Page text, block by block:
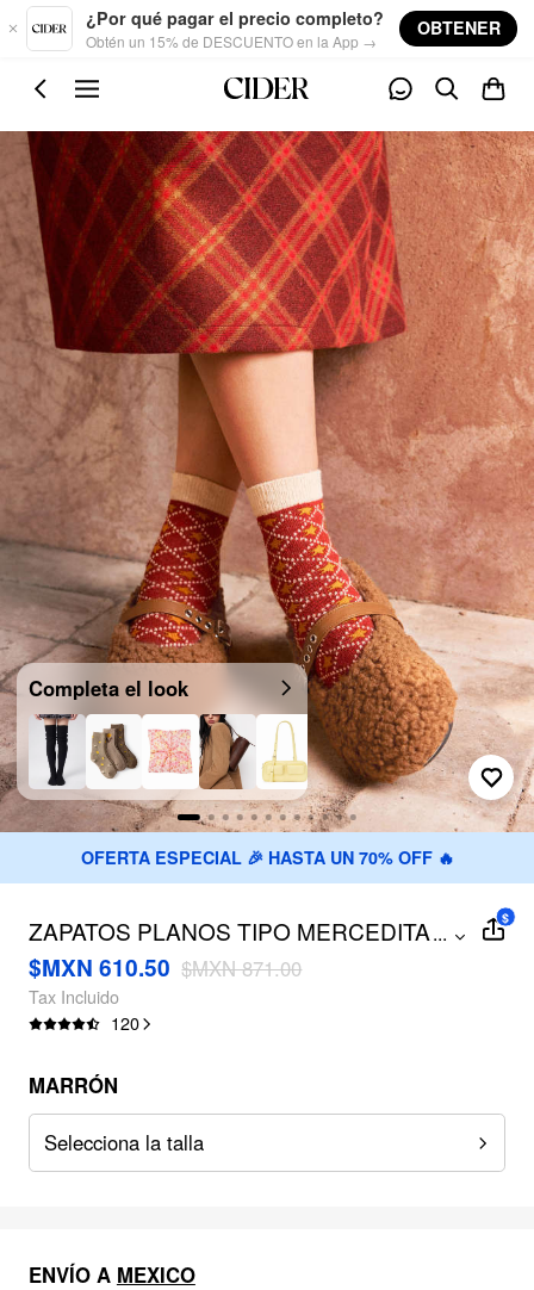
Skip to main content
¿Por qué pagar el precio completo?
Obtén un 15% de DESCUENTO en la App →
OBTENER
Completa el look
OFERTA ESPECIAL 🎉 HASTA UN 70% OFF 🔥
ZAPATOS PLANOS TIPO MERCEDITAS
DE PELO
...
$MXN 610.50 $MXN 871.00
Tax Incluido
120
$
MARRÓN
Selecciona la talla
ENVÍO A MEXICO